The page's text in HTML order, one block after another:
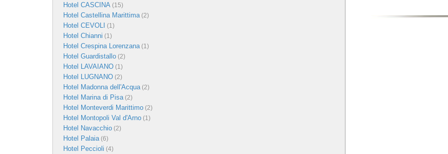
Hotel CASCINA (15)
Hotel Castellina Marittima(2)
Hotel CEVOLI (1)
Hotel Chianni (1)
Hotel Crespina Lorenzana(1)
Hotel Guardistallo (2)
Hotel LAVAIANO (1)
Hotel LUGNANO (2)
Hotel Madonna dell'Acqua(2)
Hotel Marina di Pisa(2)
Hotel Monteverdi Marittimo (2)
Hotel Montopoli Val d'Arno (1)
Hotel Navacchio (2)
Hotel Palaia(6)
Hotel Peccioli (4)